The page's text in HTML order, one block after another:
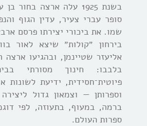
בשנת 1925 עלה ארצה
סופר עברי צעיר, עדין הגוף
שמו. את ביכורי יצירתו פרסם
בירחון ״קולות״ שיצא לאור
אליעזר שטיינמן, ובהגיעו ארצה
בלבבו: חינוך מסורתי
פיוטית־חסידית, ידיעת לשונות
וספרותן — וצמאון גדול
ברמה, במעוף, בתעוזה, לפי
ספרות העולם.